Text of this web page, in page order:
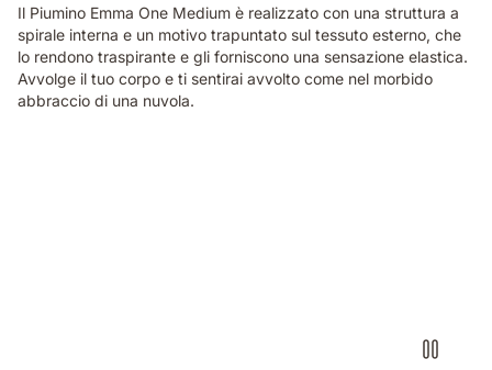
Il Piumino Emma One Medium è realizzato con una struttura a
spirale interna e un motivo trapuntato sul tessuto esterno, che
lo rendono traspirante e gli forniscono una sensazione elastica.
Avvolge il tuo corpo e ti sentirai avvolto come nel morbido
abbraccio di una nuvola.